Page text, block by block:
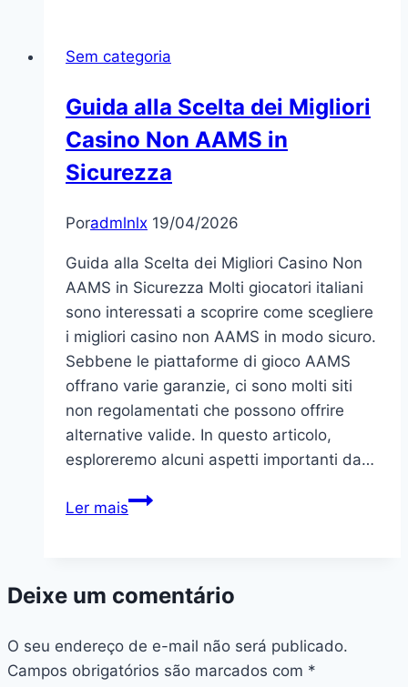
svůj
kód?
Zjistěte
Sem categoria
Guida alla Scelta dei Migliori
Casino Non AAMS in
Sicurezza
Poradmlnlx 19/04/2026
Guida alla Scelta dei Migliori Casino Non
AAMS in Sicurezza Molti giocatori italiani
sono interessati a scoprire come scegliere
i migliori casino non AAMS in modo sicuro.
Sebbene le piattaforme di gioco AAMS
offrano varie garanzie, ci sono molti siti
non regolamentati che possono offrire
alternative valide. In questo articolo,
esploreremo alcuni aspetti importanti da…
Ler maisGuida
Migliori
Non
AAMS
Deixe um comentário
O seu endereço de e-mail não será publicado.
Campos obrigatórios são marcados com *